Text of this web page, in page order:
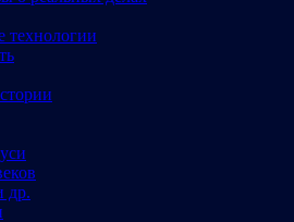
технологии
др.